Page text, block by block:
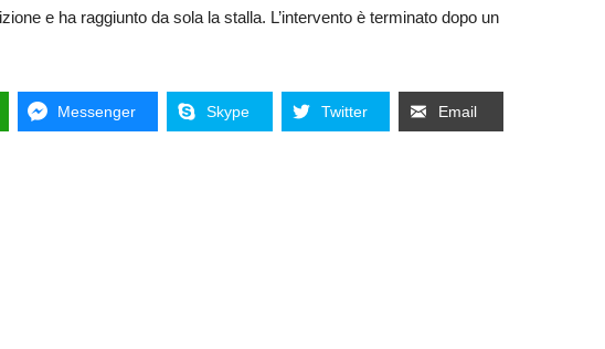
e ha raggiunto da sola la stalla. L’intervento è terminato dopo un
Messenger Skype Twitter Email